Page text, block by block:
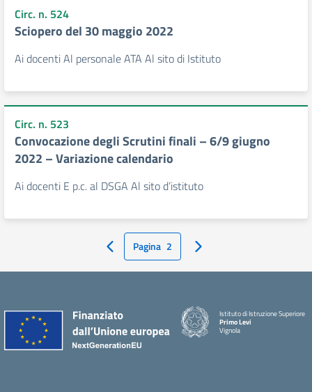
Circ. n. 524
Sciopero del 30 maggio 2022
Ai docenti Al personale ATA Al sito di Istituto
Circ. n. 523
Convocazione degli Scrutini finali – 6/9 giugno
2022 – Variazione calendario
Ai docenti E p.c. al DSGA Al sito d’istituto
Pagina Precedente
Pagina 2 Pagina Successiva
Istituto di Istruzione Superiore
Primo Levi
Vignola